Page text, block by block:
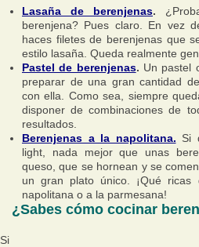
Lasaña de berenjenas.
berenjena? Pues claro. En vez
haces filetes de berenjenas que
estilo lasaña. Queda realmente
Pastel de berenjenas. Un pastel
preparar de una gran cantidad
con ella. Como sea, siempre
disponer de combinaciones de
resultados.
Berenjenas a la napolitana. Si
light, nada mejor que unas
queso, que se hornean y se
un gran plato único. ¡Qué
napolitana o a la parmesana!
¿Sabes cómo cocinar
Si